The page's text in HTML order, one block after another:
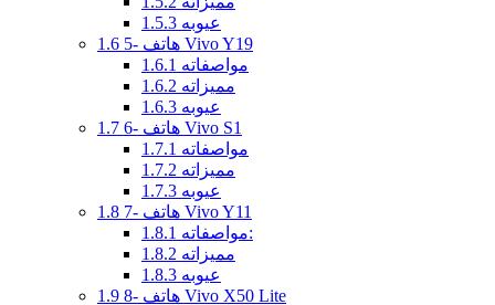
1.5.3 عيوبه
1.6
5- هاتف Vivo Y19
1.6.1 مواصفاته
1.6.2 مميزاته
1.6.3 عيوبه
1.7
6- هاتف Vivo S1
1.7.1 مواصفاته
1.7.2 مميزاته
1.7.3 عيوبه
1.8
7- هاتف Vivo Y11
1.8.1
مواصفاته:
1.8.2 مميزاته
1.8.3 عيوبه
1.9
8- هاتف Vivo X50 Lite